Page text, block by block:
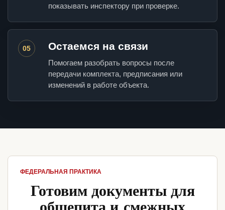
показывать инспектору при проверке.
05 Остаемся на связи
Помогаем разобрать вопросы после
передачи комплекта, предписания или
изменений в работе объекта.
ФЕДЕРАЛЬНАЯ ПРАКТИКА
Готовим документы для